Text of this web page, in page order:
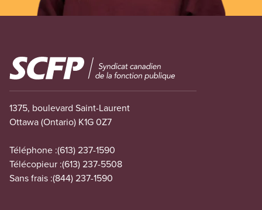
Image
1375, boulevard Saint-Laurent
Ottawa (Ontario) K1G 0Z7
Téléphone :(613) 237-1590
Télécopieur :(613) 237-5508
Sans frais :(844) 237-1590